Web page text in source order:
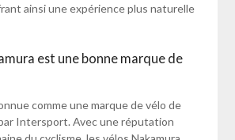
ainsi une expérience plus naturelle
est une bonne marque de
comme une marque de vélo de
Intersport. Avec une réputation